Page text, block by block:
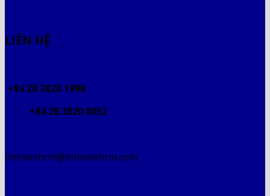
LIÊN HỆ
+84 28 3820 1998
+84 28 3820 8052
intimexhcm@intimexhcm.com